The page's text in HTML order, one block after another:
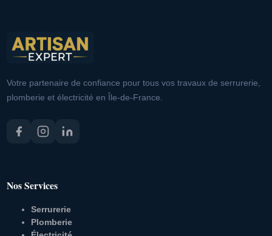
Votre partenaire de confiance pour tous vos travaux de serrurerie,
plomberie et électricité en Île-de-France.
Nos Services
Serrurerie
Plomberie